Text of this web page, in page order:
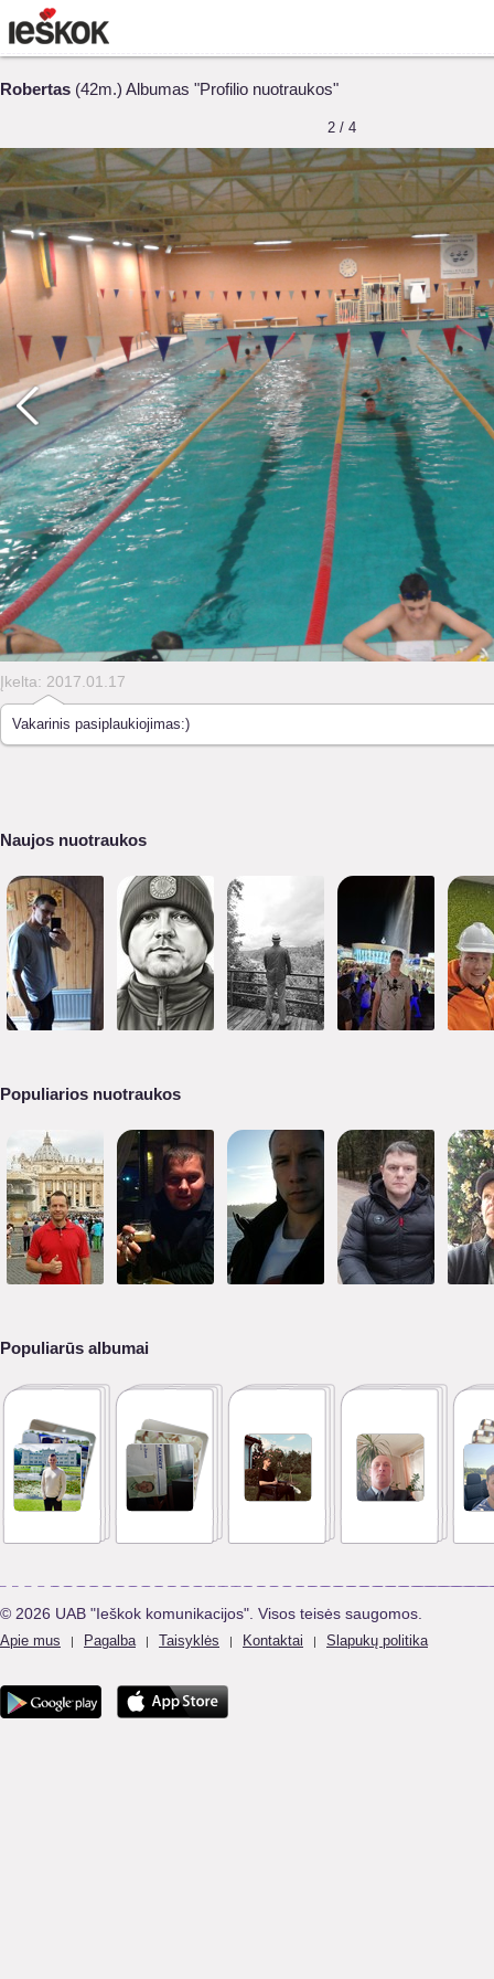
Robertas (42m.) Albumas "Profilio nuotraukos"
2 / 4
Įkelta: 2017.01.17
Vakarinis pasiplaukiojimas:)
Naujos nuotraukos
Populiarios nuotraukos
Populiarūs albumai
© 2026 UAB "Ieškok komunikacijos". Visos teisės saugomos.
Apie mus | Pagalba | Taisyklės | Kontaktai | Slapukų politika